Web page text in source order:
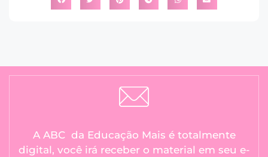
A ABC da Educação Mais é totalmente
digital, você irá receber o material em seu e-